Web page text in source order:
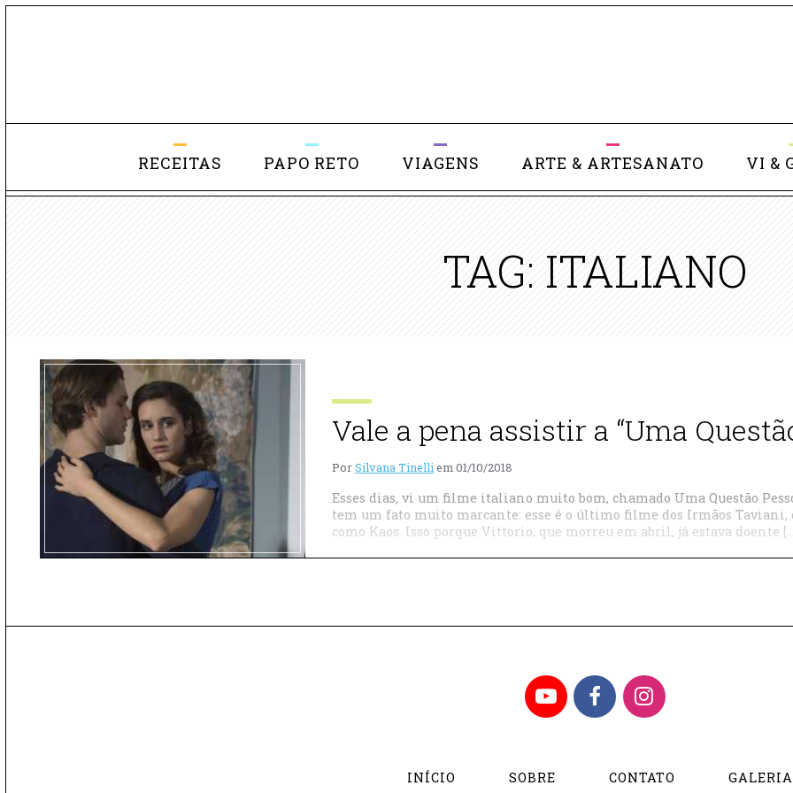
RECEITAS PAPO RETO VIAGENS ARTE & ARTESANATO VI &
TAG: ITALIANO
Vale a pena assistir a “Uma
PorSilvana Tinelli em 01/10/2018
Esses dias, vi um filme italiano muito bom, chamado Uma Questão
tem um fato muito marcante: esse é o último filme dos Irmãos
como Kaos. Isso porque Vittorio, que morreu em abril, já estava doente
YouTubeFacebookInstagram
INÍCIO SOBRE CONTATO GALERIA